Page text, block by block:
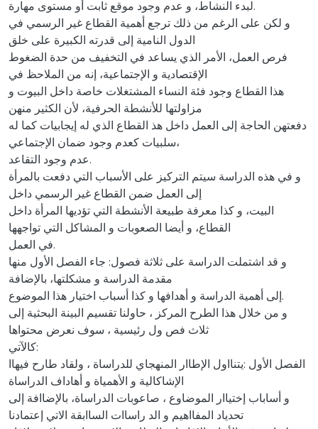
لبدء النشاط، و عدم وجود موقع ثابت أو مستوى مهارة.
و لكن على الرغم من ذلك ترجع أهمية القطاع غير الرسمي في
الدول النامية إلى قدرته الكبيرة على خلق
فرص العمل، الأمر الذي يساعد في التخفيف من حدة الضغوط
الإقتصادية و الإجتماعية، إنه من الملاحظ في
هذا القطاع وجود فئة النساء المشتغلات خاصة داخل البيوت و
مزاولتها للأنشطة الحرفية، لأن الكثير منهن
دفعتهن الحاجة إلى العمل داخل هذ القطاع الذي له إيجابيات كما له
سلبيات كعدم وجود ضمان الإجتماعي،
عدم وجود التقاعد.
و في هذه الدراسة سيتم التركيز على الأسباب التي دفعت بالمرأة
إلى العمل ضمن القطاع غير الرسمي داخل
البيت، و كذا معرفة طبيعة الأنشطة التي تؤديها المرأة داخل
القطاع، و أيضا الصعوبات و المشاكل التي تواجهها
في العمل.
و قد اشتملت الدراسة على ثلاثة فصول: جاء الفصل الأول منها
مقدمة الدراسة و مشكلتها، بالإضافة
إلى أهمية الدراسة و أهدافها و كذا أسباب اختيار هذا الموضوع.
و من خلال هذا الطرح المركز ، حاولنا تقسيم البينة البحثية إلى
ثلاث فص ول رئيسية ، سوف نعرض محتواها
كالآتي:
الفصل الأول :يتنااول الإطاار المنهجاي للدراساة ، ولقاد طارح فيهاا
الإشاكالية و الأهمياة و أهاداف الدراساة
و أساباب إختياار الموضاوع ، صاعوبات الدراساة، بالإضاافة إلى
تحدياد المفااهيم و الد راساات الساابقة الاتي إعتمادنا